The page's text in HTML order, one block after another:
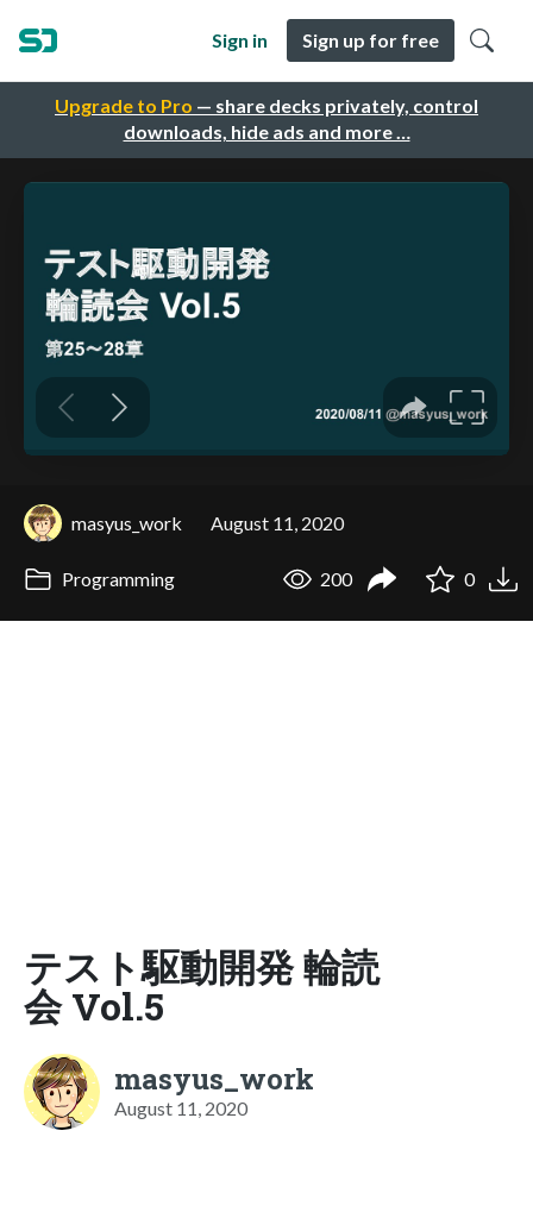
Upgrade to Pro — share decks privately, control
downloads, hide ads and more …
Sign in Sign up for free
masyus_work August 11, 2020
Programming 200 0
テスト駆動開発 輪読
会 Vol.5
masyus_work
August 11, 2020